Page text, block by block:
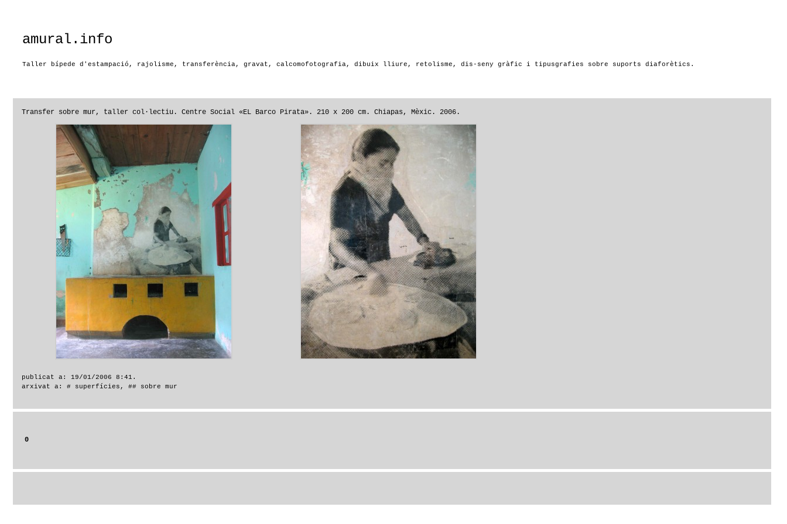
amural.info
Taller bípede d'estampació, rajolisme, transferència, gravat, calcomofotografia, dibuix lliure, retolisme, dis-seny gràfic i tipusgrafies sobre suports diaforètics.
Transfer sobre mur, taller col·lectiu. Centre Social «EL Barco Pirata». 210 x 200 cm. Chiapas, Mèxic. 2006.
publicat a: 19/01/2006 8:41.
arxivat a: # superfícies , ## sobre mur
0